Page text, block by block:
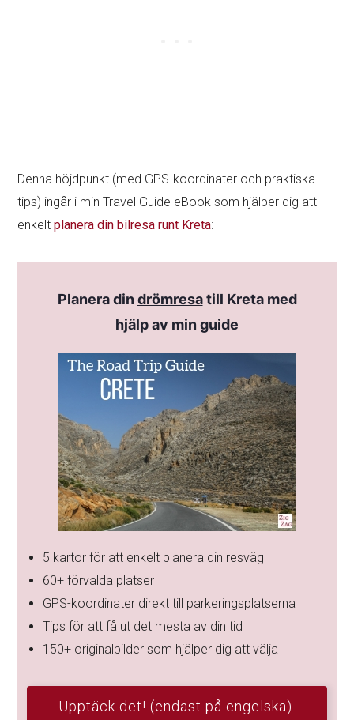
Denna höjdpunkt (med GPS-koordinater och praktiska
tips) ingår i min Travel Guide eBook som hjälper dig att
enkeltplanera din bilresa runt Kreta:
Planera dindrömresatill Kreta med
hjälp av min guide
5 kartor för att enkelt planera din resväg
60+ förvalda platser
GPS-koordinater direkt till parkeringsplatserna
Tips för att få ut det mesta av din tid
150+ originalbilder som hjälper dig att välja
Upptäck det! (endast på engelska)